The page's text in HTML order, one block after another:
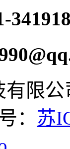
3419
有限公
： 苏